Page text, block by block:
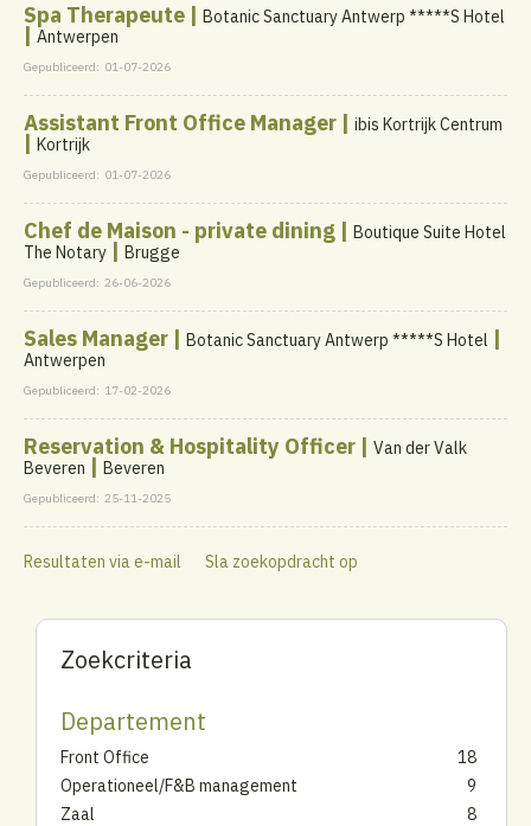
Spa Therapeute | Botanic Sanctuary Antwerp *****S Hotel
| Antwerpen
Gepubliceerd: 01-07-2026
Assistant Front Office Manager | ibis Kortrijk Centrum
| Kortrijk
Gepubliceerd: 01-07-2026
Chef de Maison - private dining | Boutique Suite Hotel
The Notary | Brugge
Gepubliceerd: 26-06-2026
Sales Manager | Botanic Sanctuary Antwerp *****S Hotel |
Antwerpen
Gepubliceerd: 17-02-2026
Reservation & Hospitality Officer | Van der Valk
Beveren | Beveren
Gepubliceerd: 25-11-2025
Resultaten via e-mail Sla zoekopdracht op
Zoekcriteria
Departement
Front Office
18
Operationeel/F&B management
9
Zaal
8